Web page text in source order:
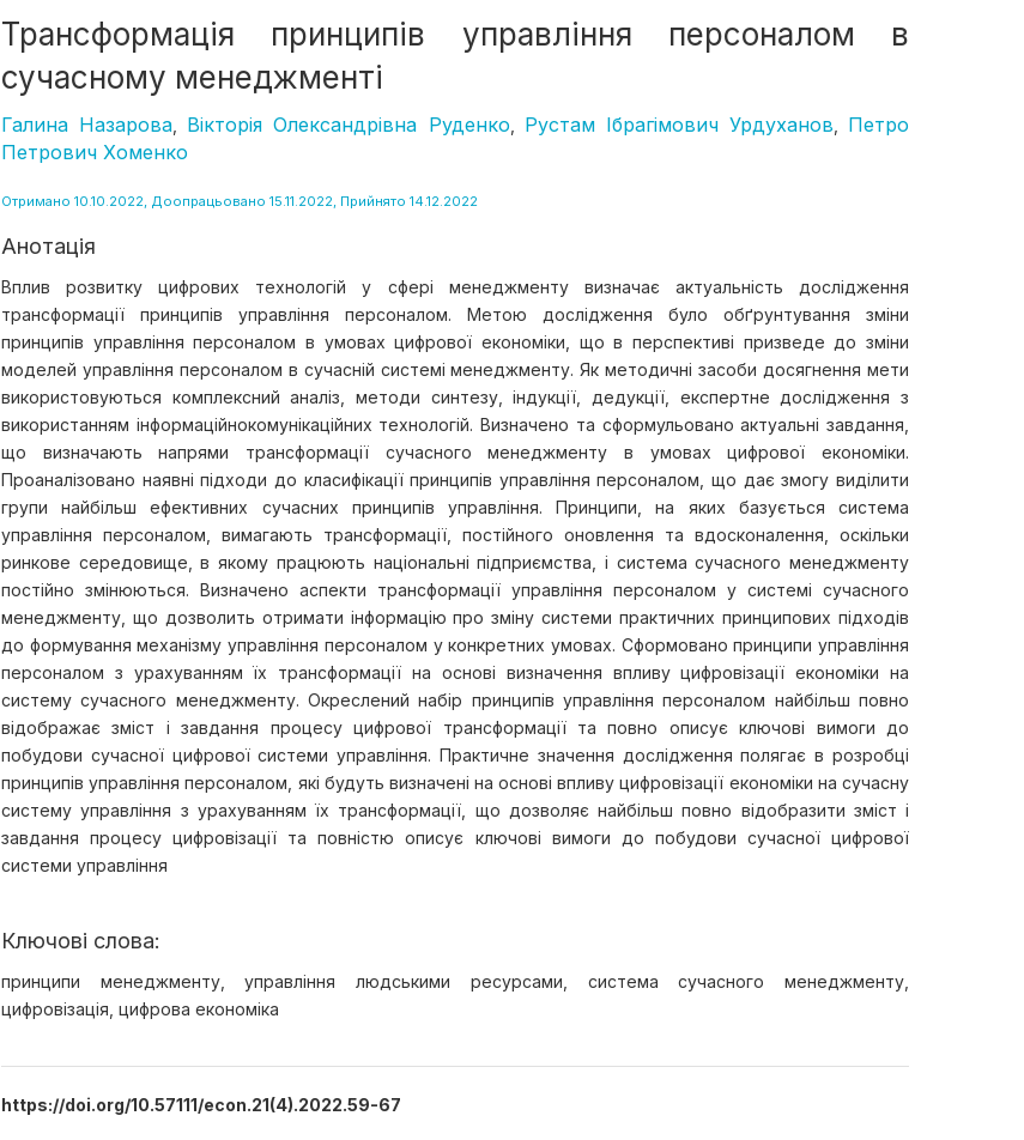
Трансформація принципів управління персоналом в
сучасному менеджменті
Галина Назарова Вікторія Олександрівна Руденко Рустам Ібрагімович Урдуханов
Петро
Петрович Хоменко
Отримано 10.10.2022, Доопрацьовано 15.11.2022, Прийнято 14.12.2022
Анотація
Вплив розвитку цифрових технологій у сфері менеджменту визначає актуальність дослідження
трансформації принципів управління персоналом. Метою дослідження було обґрунтування зміни
принципів управління персоналом в умовах цифрової економіки, що в перспективі призведе до зміни
моделей управління персоналом в сучасній системі менеджменту. Як методичні засоби досягнення мети
використовуються комплексний аналіз, методи синтезу, індукції, дедукції, експертне дослідження з
використанням інформаційнокомунікаційних технологій. Визначено та сформульовано актуальні завдання,
що визначають напрями трансформації сучасного менеджменту в умовах цифрової економіки.
Проаналізовано наявні підходи до класифікації принципів управління персоналом, що дає змогу виділити
групи найбільш ефективних сучасних принципів управління. Принципи, на яких базується система
управління персоналом, вимагають трансформації, постійного оновлення та вдосконалення, оскільки
ринкове середовище, в якому працюють національні підприємства, і система сучасного менеджменту
постійно змінюються. Визначено аспекти трансформації управління персоналом у системі сучасного
менеджменту, що дозволить отримати інформацію про зміну системи практичних принципових підходів
до формування механізму управління персоналом у конкретних умовах. Сформовано принципи управління
персоналом з урахуванням їх трансформації на основі визначення впливу цифровізації економіки на
систему сучасного менеджменту. Окреслений набір принципів управління персоналом найбільш повно
відображає зміст і завдання процесу цифрової трансформації та повно описує ключові вимоги до
побудови сучасної цифрової системи управління. Практичне значення дослідження полягає в розробці
принципів управління персоналом, які будуть визначені на основі впливу цифровізації економіки на сучасну
систему управління з урахуванням їх трансформації, що дозволяє найбільш повно відобразити зміст і
завдання процесу цифровізації та повністю описує ключові вимоги до побудови сучасної цифрової
системи управління
Ключові слова:
принципи менеджменту, управління людськими ресурсами, система сучасного менеджменту,
цифровізація, цифрова економіка
https://doi.org/10.57111/econ.21(4).2022.59-67